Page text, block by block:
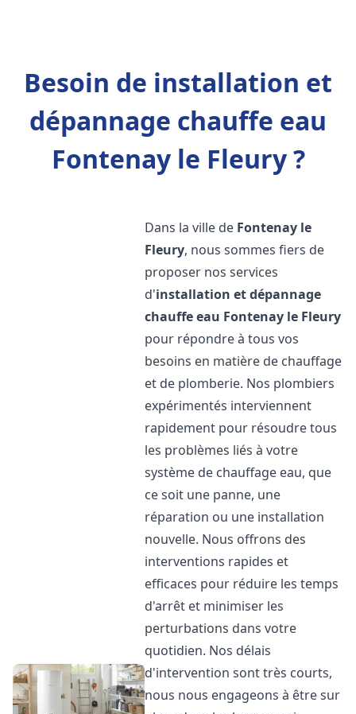
Besoin de installation et
dépannage chauffe eau
Fontenay le Fleury ?
Dans la ville de Fontenay le
Fleury, nous sommes fiers de
proposer nos services
d'installation et dépannage
chauffe eau Fontenay le Fleury
pour répondre à tous vos
besoins en matière de chauffage
et de plomberie. Nos plombiers
expérimentés interviennent
rapidement pour résoudre tous
les problèmes liés à votre
système de chauffage eau, que
ce soit une panne, une
réparation ou une installation
nouvelle. Nous offrons des
interventions rapides et
efficaces pour réduire les temps
d'arrêt et minimiser les
perturbations dans votre
quotidien. Nos délais
d'intervention sont très courts,
nous nous engageons à être sur